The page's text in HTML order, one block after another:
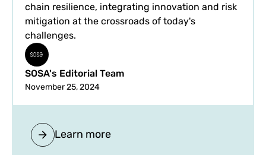
chain resilience, integrating innovation and risk
mitigation at the crossroads of today's
challenges.
SOSA's Editorial Team
November 25, 2024
Learn more